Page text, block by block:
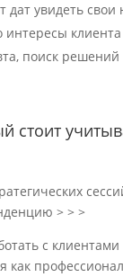
дат увидеть
поиск
стоит
> > >
c
как